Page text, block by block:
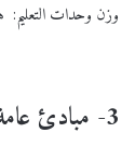
وزن وحدات التعليم:
3- مبادئ عامة خاصة بنظام ل.م.د: